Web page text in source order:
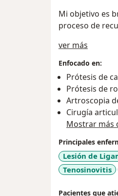
Mi objetivo es
proceso de
ver más
Enfocado en:
Prótesis de
Prótesis de
Artroscopia
Cirugía
Mostrar más
Principales
Lesión de
Tenosinovitis
Pacientes que